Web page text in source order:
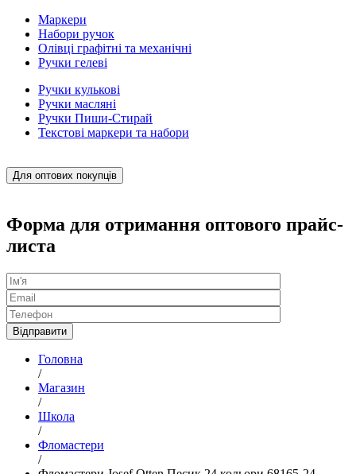
Маркери
Набори ручок
Олівці графітні та механічні
Ручки гелеві
Ручки кулькові
Ручки масляні
Ручки Пиши-Стирай
Текстові маркери та набори
Для оптових покупців
Форма для отримання оптового прайс-
листа
Головна
/
Магазин
/
Школа
/
Фломастери
/